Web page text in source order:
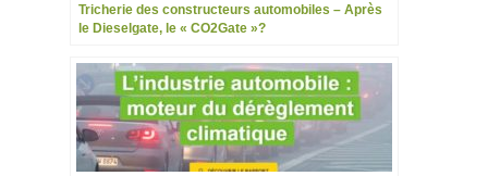
Tricherie des constructeurs automobiles – Après
le Dieselgate, le « CO2Gate »?